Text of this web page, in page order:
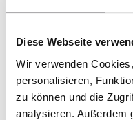
Diese Webseite
Wir verwenden
personalisieren,
zu können und die
analysieren. Außerdem